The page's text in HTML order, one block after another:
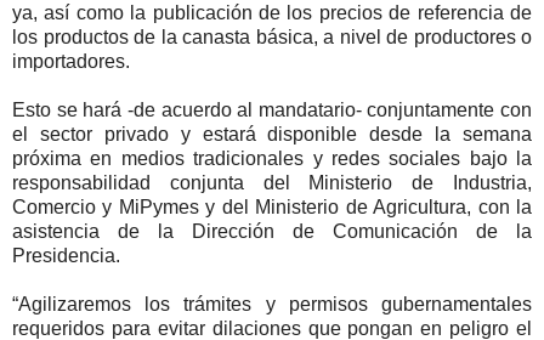
ya, así como la publicación de los precios de referencia de
los productos de la canasta básica, a nivel de productores o
importadores.
Esto se hará -de acuerdo al mandatario- conjuntamente con
el sector privado y estará disponible desde la semana
próxima en medios tradicionales y redes sociales bajo la
responsabilidad conjunta del Ministerio de Industria,
Comercio y MiPymes y del Ministerio de Agricultura, con la
asistencia de la Dirección de Comunicación de la
Presidencia.
“Agilizaremos los trámites y permisos gubernamentales
requeridos para evitar dilaciones que pongan en peligro el